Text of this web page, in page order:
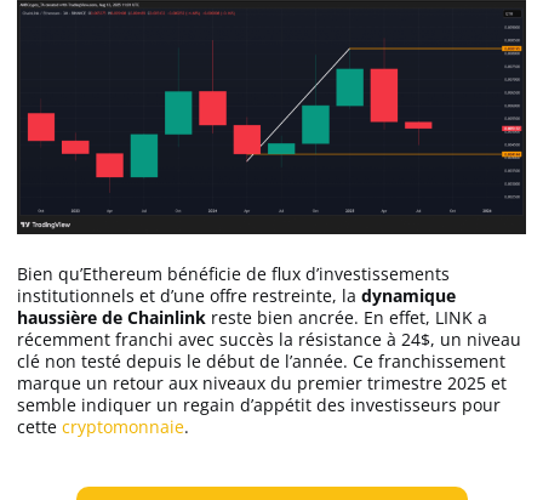
Trading
Meilleur Broker
Indicateurs techniques
Investir
Meilleures plateformes
Meilleurs wallets
Bien qu’Ethereum bénéficie de flux d’investissements
institutionnels et d’une offre restreinte, la dynamique
haussière de Chainlink reste bien ancrée. En effet, LINK a
récemment franchi avec succès la résistance à 24$, un niveau
clé non testé depuis le début de l’année. Ce franchissement
marque un retour aux niveaux du premier trimestre 2025 et
semble indiquer un regain d’appétit des investisseurs pour
cette cryptomonnaie.